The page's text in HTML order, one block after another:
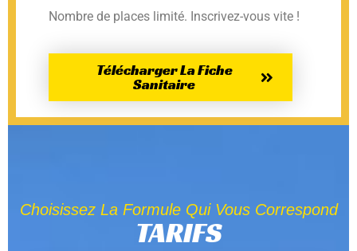
Nombre de places limité. Inscrivez-vous vite !
Télécharger La Fiche
Sanitaire
Choisissez La Formule Qui Vous Correspond
TARIFS